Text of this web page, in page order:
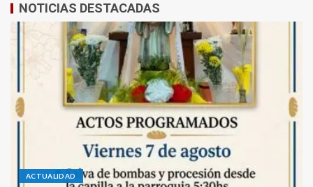
“Tenemos asegurada la
gobernabilidad por cuatro
años”: el mensaje de Gatella
tras el recuento definitivo
4
Alumnos de la Escuela Rafael
Obligado llevarán a escena
“Perico va a la escuela” en la
Feria Provincial de Ciencia y
Tecnología
NOTICIAS DESTACADAS
ACTUALIDAD